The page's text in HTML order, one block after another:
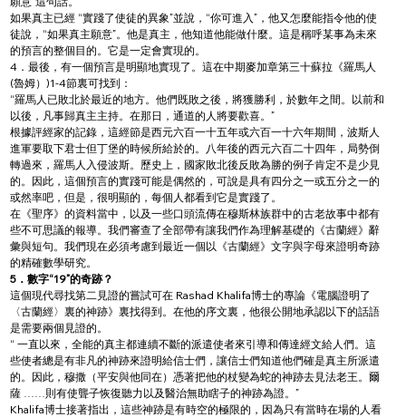
如果真主已經 “實踐了使徒的異象”並說，“你可進入”，他又怎麼能指令他的使
徒說，“如果真主願意”。他是真主，他知道他能做什麼。這是稱呼某事為未來
的預言的整個目的。它是一定會實現的。
4．最後，有一個預言是明顯地實現了。這在中期麥加章第三十蘇拉《羅馬人
(魯姆）)1-4節裏可找到：
“羅馬人已敗北於最近的地方。他們既敗之後，將獲勝利，於數年之間。以前和
以後，凡事歸真主主持。在那日，通道的人將要歡喜。”
根據評經家的記錄，這經節是西元六百一十五年或六百一十六年期間，波斯人
進軍要取下君士但丁堡的時候所給於的。八年後的西元六百二十四年，局勢倒
轉過來，羅馬人入侵波斯。歷史上，國家敗北後反敗為勝的例子肯定不是少見
的。因此，這個預言的實踐可能是偶然的，可說是具有四分之一或五分之一的
或然率吧，但是，很明顯的，每個人都看到它是實踐了。
在《聖序》的資料當中，以及一些口頭流傳在穆斯林族群中的古老故事中都有
些不可思議的報導。我們審查了全部帶有讓我們作為理解基礎的《古蘭經》辭
彙與短句。我們現在必須考慮到最近一個以《古蘭經》文字與字母來證明奇跡
的精確數學研究。
5．數字“19”的奇跡？
這個現代尋找第二見證的嘗試可在 Rashad Khalifa博士的專論《電腦證明了
〈古蘭經〉裏的神跡》裏找得到。在他的序文裏，他很公開地承認以下的話語
是需要兩個見證的。
“ 一直以來，全能的真主都連續不斷的派遣使者來引導和傳達經文給人們。這
些使者總是有非凡的神跡來證明給信士們，讓信士們知道他們確是真主所派遣
的。因此，穆撒（平安與他同在）憑著把他的杖變為蛇的神跡去見法老王。爾
薩 ……則有使聾子恢復聽力以及醫治無助瞎子的神跡為證。”
Khalifa博士接著指出，這些神跡是有時空的極限的，因為只有當時在場的人看